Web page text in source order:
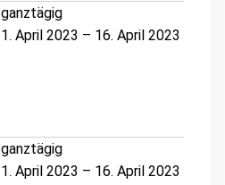
ganztägig
1. April 2023 – 16. April 2023
ganztägig
1. April 2023 – 16. April 2023